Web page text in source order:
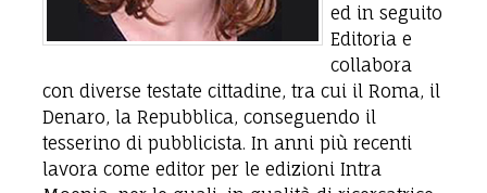
ed in seguito
Editoria e
collabora
con diverse testate cittadine, tra cui il Roma, il
Denaro, la Repubblica, conseguendo il
tesserino di pubblicista. In anni più recenti
lavora come editor per le edizioni Intra